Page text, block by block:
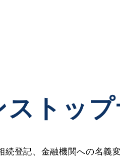
ストッ
登記、金融機関への名義